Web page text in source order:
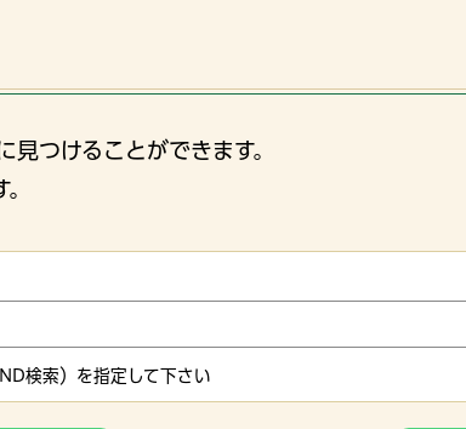
つけることができます。
検索）を指定して下さい